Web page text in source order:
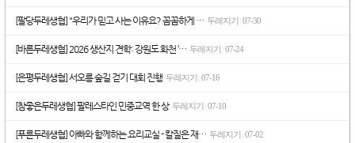
[팔당두레생협] "우리가 믿고 사는 이유요? 꼼꼼하게 … 두레지기 07-30
[바른두레생협] 2026 생산지 견학: 강원도 화천 ‘… 두레지기 07-24
[은평두레생협] 서오릉 숲길 걷기 대회 진행 두레지기 07-16
[참좋은두레생협] 팔레스타인 민중교역 한 상 두레지기 07-10
[푸른두레생협] 아빠와 함께하는 요리교실 - 칼질은 재… 두레지기 07-02